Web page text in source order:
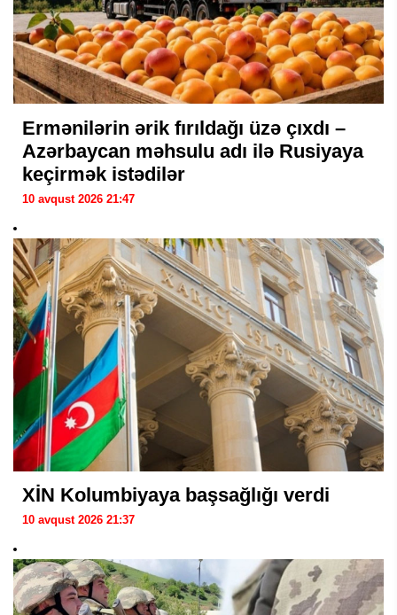
Ermənilərin ərik fırıldağı üzə çıxdı –
Azərbaycan məhsulu adı ilə Rusiyaya
keçirmək istədilər
10 avqust 2026 21:47
XİN Kolumbiyaya başsağlığı verdi
10 avqust 2026 21:37